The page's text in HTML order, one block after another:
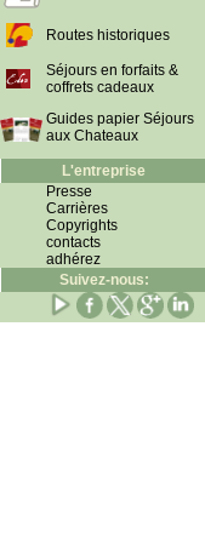
Routes historiques
Séjours en forfaits &
coffrets cadeaux
Guides papier Séjours
aux Chateaux
L'entreprise
Presse
Carrières
Copyrights
contacts
adhérez
Suivez-nous: